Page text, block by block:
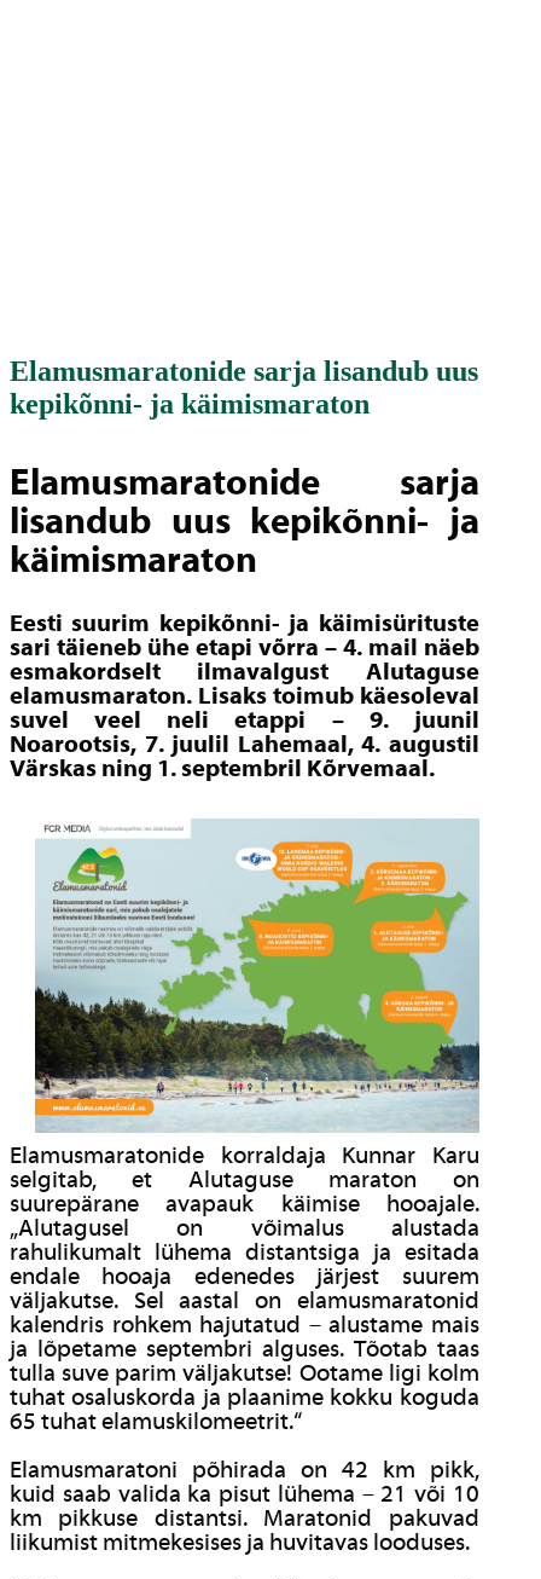
Elamusmaratonide sarja lisandub uus
kepikõnni- ja käimismaraton
Elamusmaratonide sarja
lisandub uus kepikõnni- ja
käimismaraton
Eesti suurim kepikõnni- ja käimisürituste
sari täieneb ühe etapi võrra – 4. mail näeb
esmakordselt ilmavalgust Alutaguse
elamusmaraton. Lisaks toimub käesoleval
suvel veel neli etappi – 9. juunil
Noarootsis, 7. juulil Lahemaal, 4. augustil
Värskas ning 1. septembril Kõrvemaal.
Elamusmaratonide korraldaja Kunnar Karu
selgitab, et Alutaguse maraton on
suurepärane avapauk käimise hooajale.
„Alutagusel on võimalus alustada
rahulikumalt lühema distantsiga ja esitada
endale hooaja edenedes järjest suurem
väljakutse. Sel aastal on elamusmaratonid
kalendris rohkem hajutatud – alustame mais
ja lõpetame septembri alguses. Tõotab taas
tulla suve parim väljakutse! Ootame ligi kolm
tuhat osaluskorda ja plaanime kokku koguda
65 tuhat elamuskilomeetrit.“
Elamusmaratoni põhirada on 42 km pikk,
kuid saab valida ka pisut lühema – 21 või 10
km pikkuse distantsi. Maratonid pakuvad
liikumist mitmekesises ja huvitavas looduses.